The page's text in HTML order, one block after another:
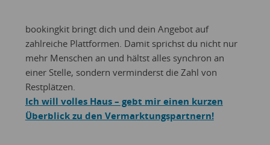
bookingkit bringt dich und dein Angebot auf
zahlreiche Plattformen. Damit sprichst du nicht nur
mehr Menschen an und hältst alles synchron an
einer Stelle, sondern verminderst die Zahl von
Restplätzen.
Ich will volles Haus – gebt mir einen kurzen
Überblick zu den Vermarktungspartnern!